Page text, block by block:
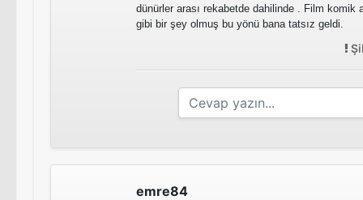
dünürler arası rekabetde dahilinde . Film
gibi bir şey olmuş bu yönü bana tatsız geldi.
emre84